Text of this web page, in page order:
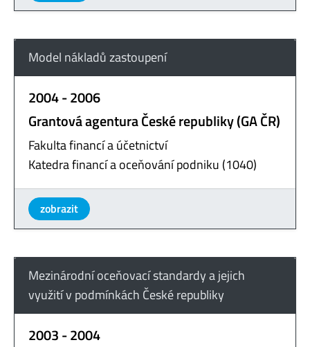
Model nákladů zastoupení
2004 - 2006
Grantová agentura České republiky (GA ČR)
Fakulta financí a účetnictví
Katedra financí a oceňování podniku (1040)
zobrazit
Mezinárodní oceňovací standardy a jejich
využití v podmínkách České republiky
2003 - 2004